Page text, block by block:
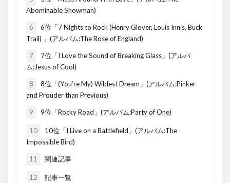
Abominable Showman)
6
6位「7 Nights to Rock (Henry Glover, Louis Innis, Buck
Trail) 」(アルバム:The Rose of England)
7
7位「I Love the Sound of Breaking Glass」(アルバ
ム:Jesus of Cool)
8
8位「(You’re My) Wildest Dream」(アルバム:Pinker
and Prouder than Previous)
9 9位「Rocky Road」(アルバム:Party of One)
10
10位「I Live on a Battlefield」(アルバム:The
Impossible Bird)
11 関連記事
12 記事一覧